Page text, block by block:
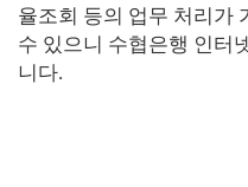
율조회 등의 업무 처리가
수 있으니 수협은행 인터
니다.